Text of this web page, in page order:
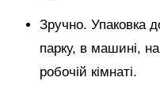
Зручно. Упаковка
парку, в машині,
робочій кімнаті.